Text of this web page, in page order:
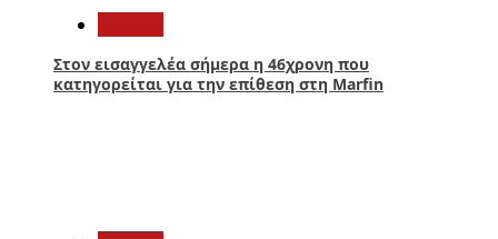
Στον εισαγγελέα σήμερα η 46χρονη που
κατηγορείται για την επίθεση στη Marfin